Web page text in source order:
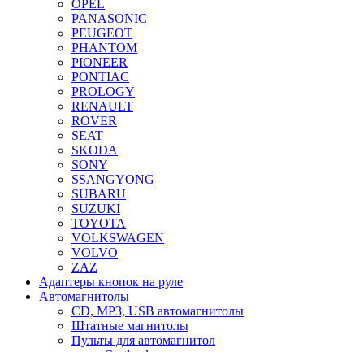
OPEL
PANASONIC
PEUGEOT
PHANTOM
PIONEER
PONTIAC
PROLOGY
RENAULT
ROVER
SEAT
SKODA
SONY
SSANGYONG
SUBARU
SUZUKI
TOYOTA
VOLKSWAGEN
VOLVO
ZAZ
Адаптеры кнопок на руле
Автомагнитолы
CD, MP3, USB автомагнитолы
Штатные магнитолы
Пульты для автомагнитол